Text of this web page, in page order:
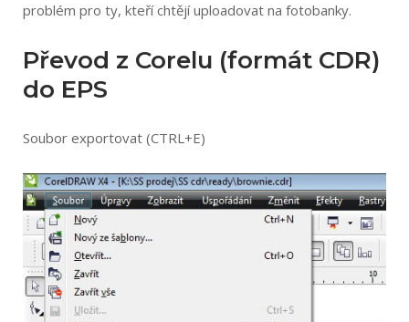
problém pro ty, kteří chtějí uploadovat na fotobanky.
Převod z Corelu (formát CDR)
do EPS
Soubor exportovat (CTRL+E)